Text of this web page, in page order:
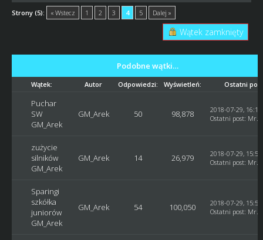
Strony (5): « Wstecz 1 2 3 4 5 Dalej »
Wątek zamknięty
Podobne wątki…
Wątek: Autor Odpowiedzi: Wyświetleń: Ostatni
Puchar
SW
GM_Arek
GM_Arek 50 98,878
2018-07-29,
Ostatni post: Mr.
zużycie
silników
GM_Arek
GM_Arek 14 26,979
2018-07-29,
Ostatni post: Mr.
Sparingi
szkółka
juniorów
GM_Arek
GM_Arek 54 100,050
2018-07-29,
Ostatni post: Mr.